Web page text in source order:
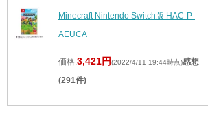
Minecraft Nintendo Switch版 HAC-P-
AEUCA
価格:3,421円(2022/4/11 19:44時点)感想
(291件)